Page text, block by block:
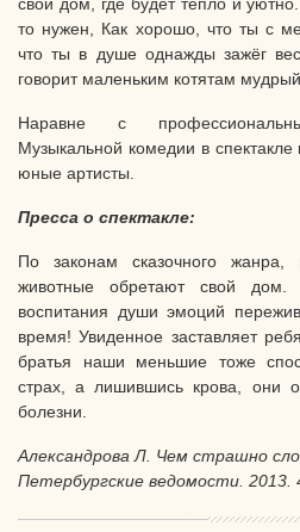
то нужен, Как хорошо, что ты с
что ты в душе однажды зажёг
говорит маленьким котятам
Наравне с
Музыкальной комедии в
юные артисты.
Пресса о спектакле:
По законам сказочного
животные обретают свой
воспитания души эмоций
время! Увиденное заставляет
братья наши меньшие тоже
страх, а лишившись крова, они
болезни.
Александрова Л. Чем страшно
Петербургские ведомости. 2013.